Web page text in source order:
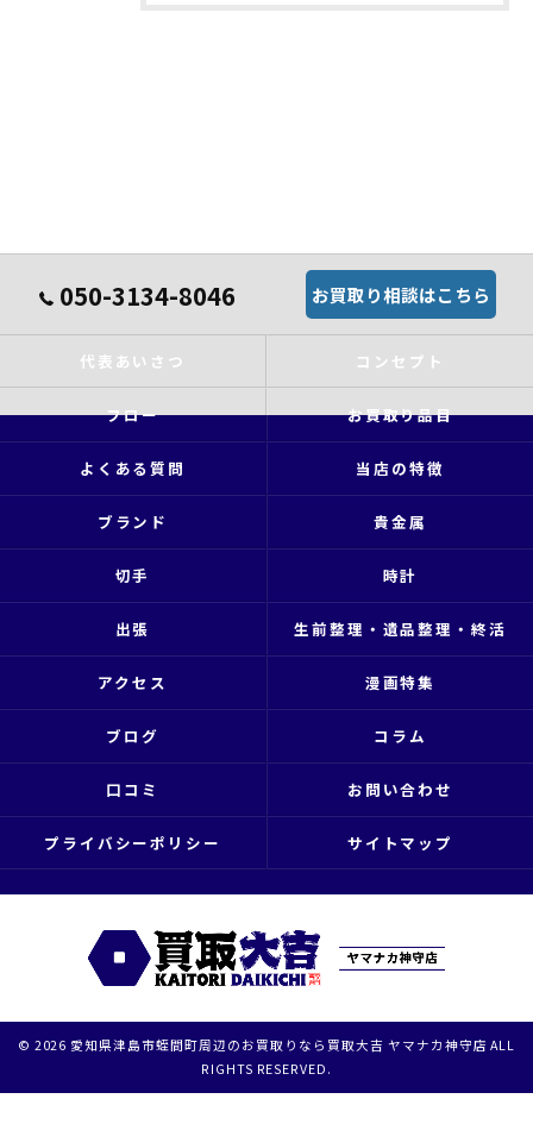
050-3134-8046 お買取り相談はこちら
代表あいさつ コンセプト
フロー お買取り品目
よくある質問 当店の特徴
ブランド 貴金属
切手 時計
出張 生前整理・遺品整理・終活
アクセス 漫画特集
ブログ コラム
口コミ お問い合わせ
プライバシーポリシー サイトマップ
© 2026 愛知県津島市蛭間町周辺のお買取りなら買取大吉 ヤマナカ神守店 ALL
RIGHTS RESERVED.